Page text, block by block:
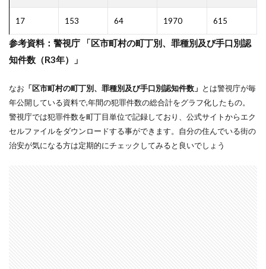
17 153 64 1970 615
参考資料：警視庁 「区市町村の町丁別、罪種別及び手口別認
知件数（R3年）」
なお 「区市町村の町丁別、罪種別及び手口別認知件数」 とは警視庁が毎
年公開している資料で,年間の犯罪件数の総合計をグラフ化したもの。
警視庁では犯罪件数を町丁目単位で記録しており、公式サイトからエク
セルファイルをダウンロードする事ができます。自分の住んでいる街の
治安が気になる方は定期的にチェックしてみると良いでしょう